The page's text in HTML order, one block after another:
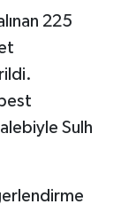
225
Sulh